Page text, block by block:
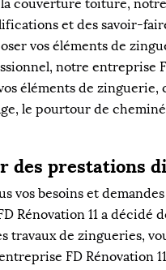
couverture toiture,
et des savoir-
vos éléments de
notre entreprise
éléments de zinguerie,
le pourtour de
des prestations
vos besoins et
Rénovation 11 a décidé
travaux de zingueries,
FD Rénovation